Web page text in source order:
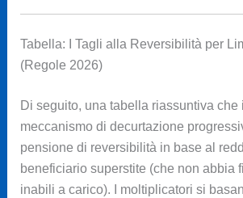
Tabella: I Tagli alla Reversibilità per
(Regole 2026)
Di seguito, una tabella riassuntiva che
meccanismo di decurtazione
pensione di reversibilità in base al
beneficiario superstite (che non abbia
inabili a carico). I moltiplicatori si